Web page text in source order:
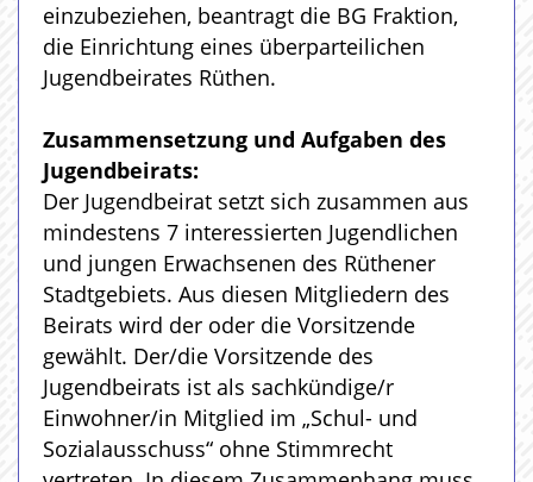
einzubeziehen, beantragt die BG Fraktion,
die Einrichtung eines überparteilichen
Jugendbeirates Rüthen.
Zusammensetzung und Aufgaben des
Jugendbeirats:
Der Jugendbeirat setzt sich zusammen aus
mindestens 7 interessierten Jugendlichen
und jungen Erwachsenen des Rüthener
Stadtgebiets. Aus diesen Mitgliedern des
Beirats wird der oder die Vorsitzende
gewählt. Der/die Vorsitzende des
Jugendbeirats ist als sachkündige/r
Einwohner/in Mitglied im „Schul- und
Sozialausschuss“ ohne Stimmrecht